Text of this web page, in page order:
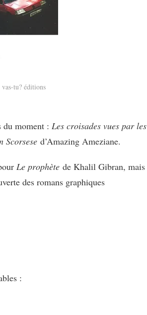
tu? éditions
du moment : Les croisades vues par les
Scorsese d’Amazing Ameziane.
Le prophète de Khalil Gibran, mais
des romans graphiques
: